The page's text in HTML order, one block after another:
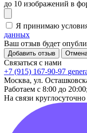
до 10 изображений в
Я принимаю
данных
Ваш отзыв будет
Добавить отзыв
Связаться с нами
+7 (915) 167-90-97
Москва, ул.
Работаем с 8:00 до 20:00;
На связи круглосуточно